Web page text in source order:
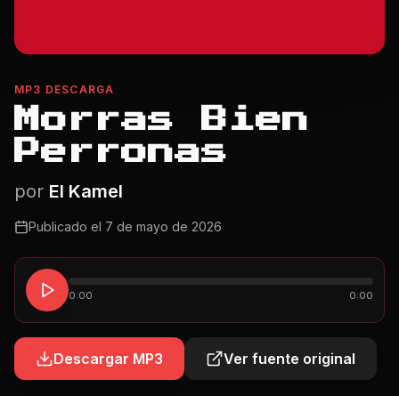
MP3 DESCARGA
Morras Bien
Perronas
por El Kamel
Publicado el 7 de mayo de 2026
0:00 0:00
Descargar MP3 Ver fuente original